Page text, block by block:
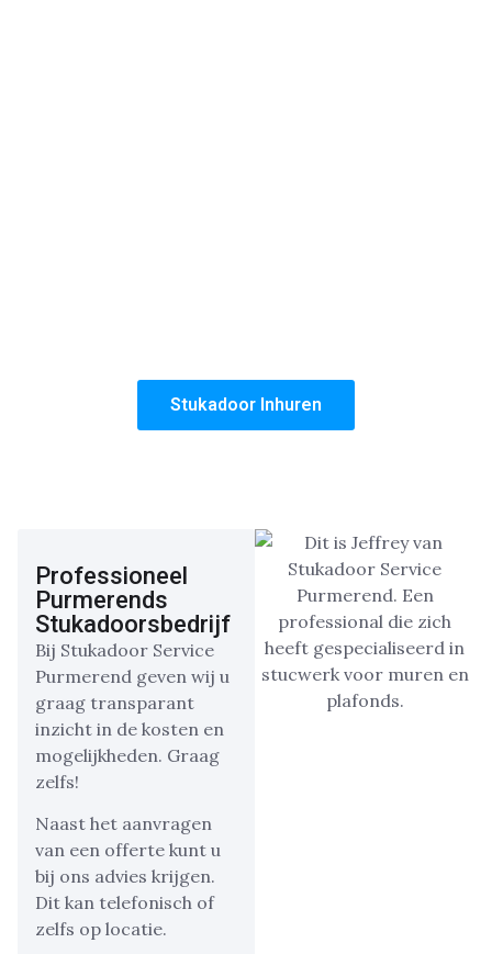
Stukadoor Inhuren
Professioneel
Purmerends
Stukadoorsbedrijf
Bij Stukadoor Service
Purmerend geven wij u
graag transparant
inzicht in de kosten en
mogelijkheden. Graag
zelfs!
Naast het aanvragen
van een offerte kunt u
bij ons advies krijgen.
Dit kan telefonisch of
zelfs op locatie.